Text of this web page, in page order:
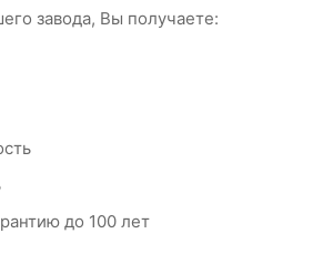
завода, Вы получаете:
до 100 лет